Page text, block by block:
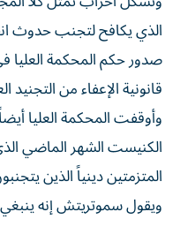
الذي يكافح لتجنب حدوث
قانونية الإعفاء من
وأوقفت ⁠المحكمة العليا
الكنيست الشهر الماضي
المتزمتين دينياً الذين
ويقول سموتريتش إنه ينبغي